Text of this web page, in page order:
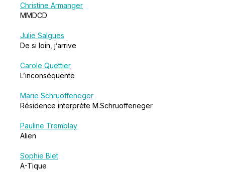
Christine Armanger
MMDCD
Julie Salgues
De si loin, j’arrive
Carole Quettier
L’inconséquente
Marie Schruoffeneger
Résidence interprète M.Schruoffeneger
Pauline Tremblay
Alien
Sophie Blet
A-Tique